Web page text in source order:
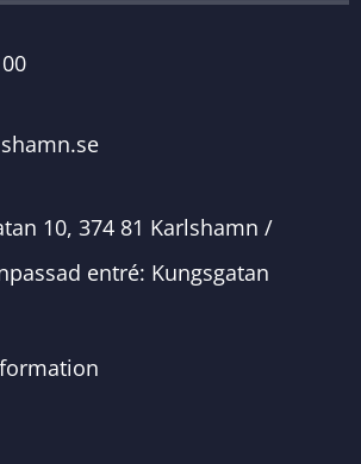
10, 374 81 Karlshamn /
entré: Kungsgatan